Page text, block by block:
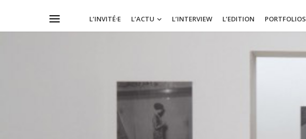
L’INVITÉ·E L’ACTU L’INTERVIEW L’EDITION PORTFOLIOS